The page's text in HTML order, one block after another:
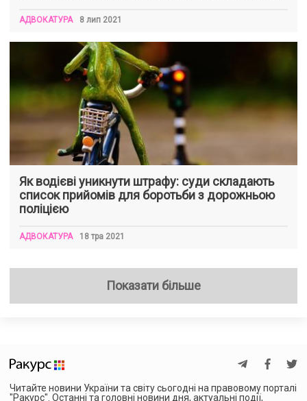
АДВОКАТУРА 8 лип 2021
Як водієві уникнути штрафу: суди складають
список прийомів для боротьби з дорожньою
поліцією
АДВОКАТУРА 18 тра 2021
Показати більше
Читайте новини України та світу сьогодні на правовому порталі
"Ракурс". Останні та головні новини дня, актуальні події,